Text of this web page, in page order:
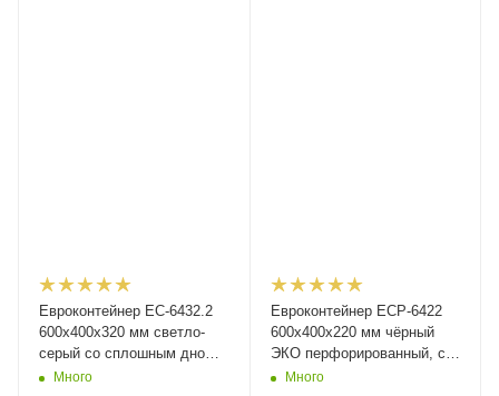
Евроконтейнер ЕС-6432.2
600х400х320 мм светло-
серый со сплошным дном и
закрытыми ручками
Много
Евроконтейнер ЕСР-6422
600х400х220 мм чёрный
ЭКО перфорированный, с
открытыми ручками
Много